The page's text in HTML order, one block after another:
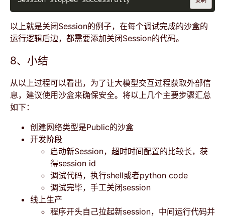
以上就是关闭Session的例子，在每个调试完成的沙盒的
运行逻辑后边，都需要添加关闭Session的代码。
8、小结
从以上过程可以看出，为了让大模型交互过程获取外部信
息，建议使用沙盒来确保安全。将以上几个主要步骤汇总
如下：
创建网络类型是Public的沙盒
开发阶段
启动新Session，超时时间配置的比较长，获
得session id
调试代码，执行shell或者python code
调试完毕，手工关闭session
线上生产
程序开头自己拉起新session，中间运行代码并